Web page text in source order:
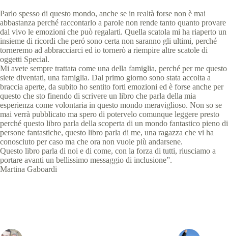
Parlo spesso di questo mondo, anche se in realtà forse non è mai
abbastanza perché raccontarlo a parole non rende tanto quanto provare
dal vivo le emozioni che può regalarti. Quella scatola mi ha riaperto un
insieme di ricordi che peró sono certa non saranno gli ultimi, perché
torneremo ad abbracciarci ed io tornerò a riempire altre scatole di
oggetti Special.
Mi avete sempre trattata come una della famiglia, perché per me questo
siete diventati, una famiglia. Dal primo giorno sono stata accolta a
braccia aperte, da subito ho sentito forti emozioni ed è forse anche per
questo che sto finendo di scrivere un libro che parla della mia
esperienza come volontaria in questo mondo meraviglioso. Non so se
mai verrà pubblicato ma spero di potervelo comunque leggere presto
perché questo libro parla della scoperta di un mondo fantastico pieno di
persone fantastiche, questo libro parla di me, una ragazza che vi ha
conosciuto per caso ma che ora non vuole più andarsene.
Questo libro parla di noi e di come, con la forza di tutti, riusciamo a
portare avanti un bellissimo messaggio di inclusione”.
Martina Gaboardi